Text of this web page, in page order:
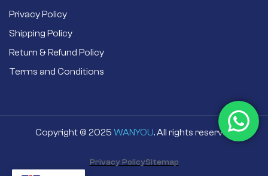
Privacy Policy
Shipping Policy
Return & Refund Policy
Terms and Conditions
Copyright © 2025 WANYOU. All rights reserved
Privacy PolicySitemap